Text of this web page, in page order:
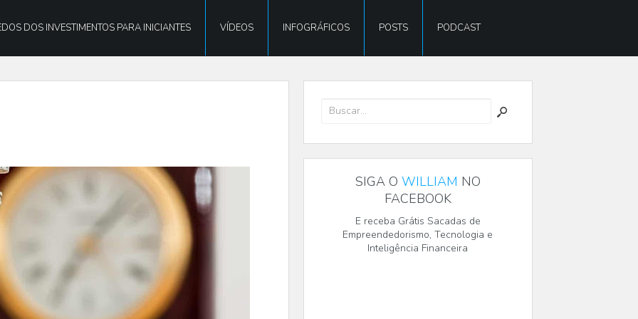
DOS INVESTIMENTOS PARA INICIANTES VÍDEOS INFOGRÁFICOS POSTS PODCAST
SIGA O WILLIAM NO
FACEBOOK
E receba Grátis Sacadas de
Empreendedorismo, Tecnologia e
Inteligência Financeira